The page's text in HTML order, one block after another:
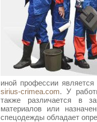
иной профессии
sirius-crimea.com. У
также различается в
материалов или
спецодежды обладает